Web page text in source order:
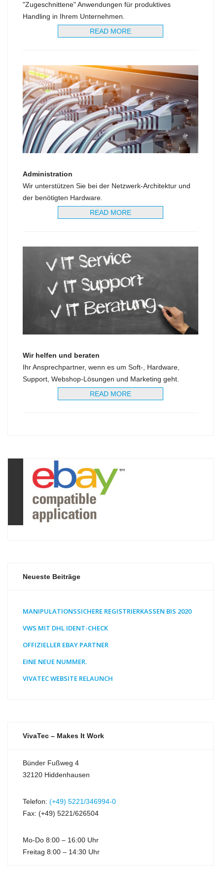
"Zugeschnittene" Anwendungen für produktives
Handling in Ihrem Unternehmen.
READ MORE
Administration
Wir unterstützen Sie bei der Netzwerk-Architektur und
der benötigten Hardware.
READ MORE
Wir helfen und beraten
Ihr Ansprechpartner, wenn es um Soft-, Hardware,
Support, Webshop-Lösungen und Marketing geht.
READ MORE
Neueste Beiträge
MANIPULATIONSSICHERE REGISTRIERKASSEN BIS 2020
VWS MIT DHL IDENT-CHECK
OFFIZIELLER EBAY PARTNER
EINE NEUE NUMMER.
VIVATEC WEBSITE RELAUNCH
VivaTec – Makes It Work
Bünder Fußweg 4
32120 Hiddenhausen
Telefon: (+49) 5221/346994-0
Fax: (+49) 5221/626504
Mo-Do 8:00 – 16:00 Uhr
Freitag 8:00 – 14:30 Uhr